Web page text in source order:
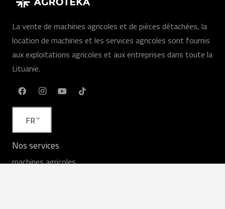
La vente de machines agricoles et de pièces détachées, la
location de machines et les services agricoles sont fournis
aux exploitations agricoles et aux entreprises dans toute la
Lituanie.
FR
Nos services
machines agricoles